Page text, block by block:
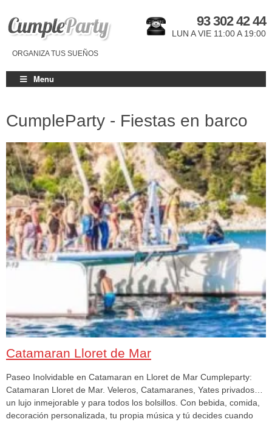
ORGANIZA TUS SUEÑOS
93 302 42 44
LUN A VIE 11:00 A 19:00
Menu
CumpleParty - Fiestas en barco
Catamaran Lloret de Mar
Paseo Inolvidable en Catamaran en Lloret de Mar Cumpleparty:
Catamaran Lloret de Mar. Veleros, Catamaranes, Yates privados…
un lujo inmejorable y para todos los bolsillos. Con bebida, comida,
decoración personalizada, tu propia música y tú decides cuando